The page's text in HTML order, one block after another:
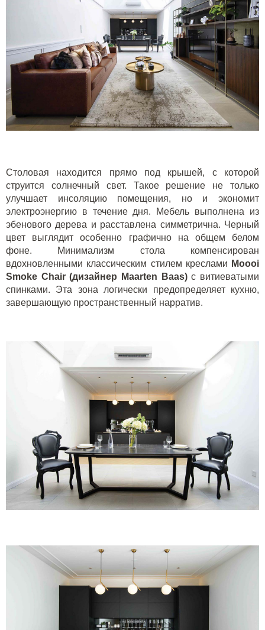
Столовая находится прямо под крышей, с которой
струится солнечный свет. Такое решение не только
улучшает инсоляцию помещения, но и экономит
электроэнергию в течение дня. Мебель выполнена из
эбенового дерева и расставлена симметрична. Черный
цвет выглядит особенно графично на общем белом
фоне. Минимализм стола компенсирован
вдохновленными классическим стилем креслами Moooi
Smoke Chair (дизайнер Maarten Baas)с витиеватыми
спинками. Эта зона логически предопределяет кухню,
завершающую пространственный нарратив.